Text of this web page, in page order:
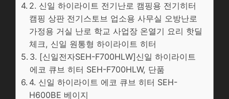
2. 신일 하이라이트 전기난로 캠핑용 전기히터
캠핑 상판 전기스토브 업소용 사무실 오방난로
가정용 거실 난로 학교 사업장 온열기 요리 핫딜
체크, 신일 원통형 하이라이트 히터
3. [신일전자SEH-F700HLW]신일 하이라이트
에코 큐브 히터 SEH-F700HLW, 단품
4. 신일 하이라이트 에코 큐브 히터 SEH-
H600BE 베이지